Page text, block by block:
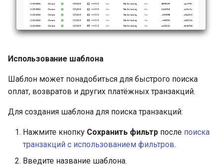
Использование шаблона
Шаблон может понадобиться для быстрого поиска
оплат, возвратов и других платёжных транзакций.
Для создания шаблона для поиска транзакций:
Нажмите кнопку Сохранить фильтр после поиска
транзакций с использованием фильтров.
Введите название шаблона.